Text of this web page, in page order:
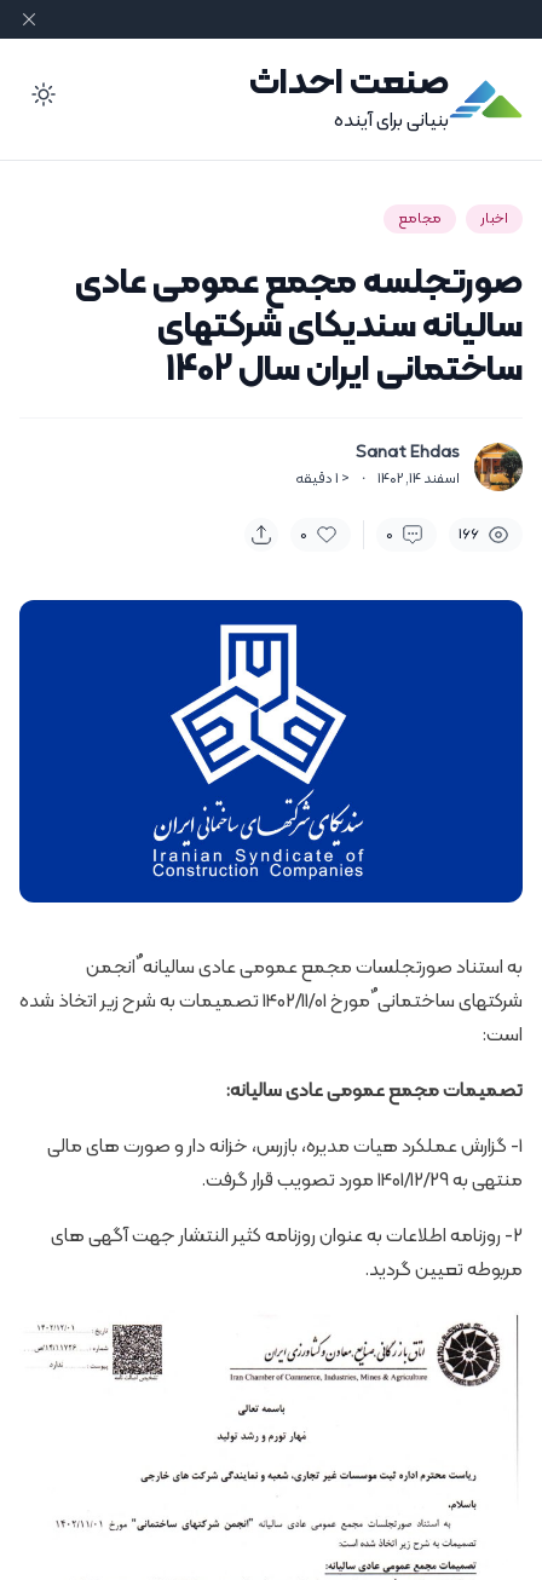
صنعت احداث
بنیانی برای آینده
اخبار مجامع
صورتجلسه مجمع عمومی عادی
سالیانه سندیکای شرکتهای
ساختمانی ایران سال 1402
Sanat Ehdas
اسفند 14, 1402 ·
< 1 دقیقه
166
0
0
به استناد صورتجلسات مجمع عمومی عادی سالیانه ٌ انجمن
شرکتهای ساختمانی ٌ مورخ 1402/11/01 تصمیمات به شرح زیر اتخاذ شده
است:
تصمیمات مجمع عمومی عادی سالیانه:
1- گزارش عملکرد هیات مدیره، بازرس، خزانه دار و صورت های مالی
منتهی به 1401/12/29 مورد تصویب قرار گرفت.
2- روزنامه اطلاعات به عنوان روزنامه کثیر النتشار جهت آگهی های
مربوطه تعیین گردید.